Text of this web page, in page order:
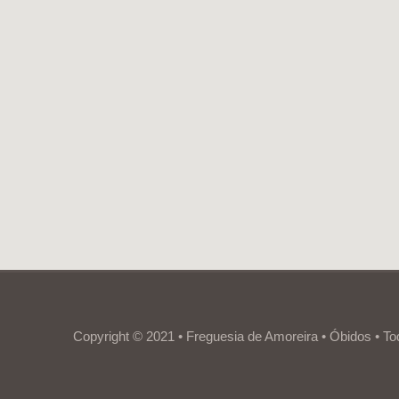
Copyright © 2021 • Freguesia de Amoreira • Óbidos •